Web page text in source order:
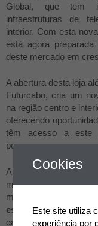
Global, que tem
infraestruturas de
interior. Com esta
está agora
deste mercado em
A abertura desta loja
Futurcabo, cria um
na região centro e
oferecendo
têm acesso a este
pequenos.
A escolha do espaço
máxima
mais movimentadas
estacionamento
garantindo que a
Cookies
Este site utiliza
experiência por